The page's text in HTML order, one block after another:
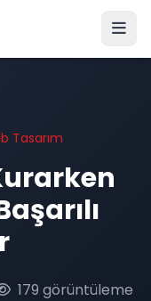
Tasarım
179 görüntüleme